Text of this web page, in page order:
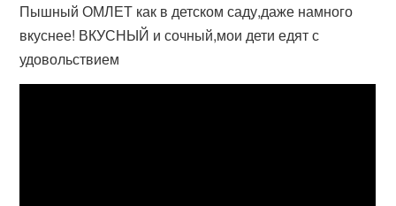
Пышный ОМЛЕТ как в детском саду,даже намного
вкуснее! ВКУСНЫЙ и сочный,мои дети едят с
удовольствием